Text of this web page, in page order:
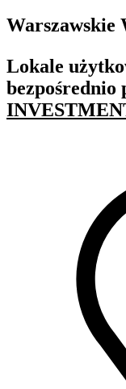
Warszawskie
Lokale
bezpośrednio